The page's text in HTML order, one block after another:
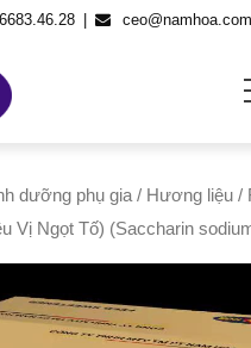
dưỡng phụ gia / Hương liệu /
Vị Ngọt Tố) (Saccharin